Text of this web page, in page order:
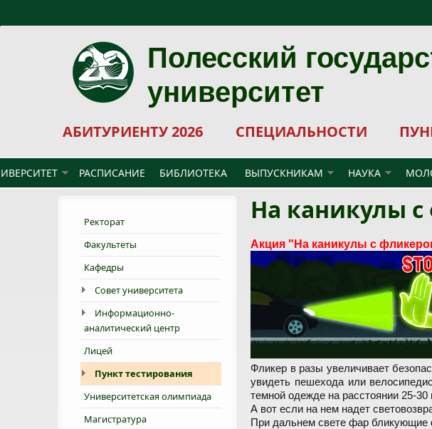
Полесский
университет
АБИТУРИЕНТУ 2026 СПЕЦИАЛЬНОСТИ
РАСПИСАНИЕ БИБЛИОТЕКА ВЫПУСКНИКАМ НАУКА
Ректорат
Факультеты
Кафедры
Совет университета
Информационно-
аналитический центр
Лицей
Пункт тестирования
Университетская олимпиада
Магистратура
На каникулы
Акция "На каникулы с
Фликер в разы увеличивает
увидеть пешехода или
темной одежде на расстоянии 25-30
А вот если на нем надет
При дальнем свете фар бликующие